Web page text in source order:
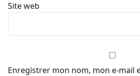
Site web
Enregistrer mon nom, mon e-mail